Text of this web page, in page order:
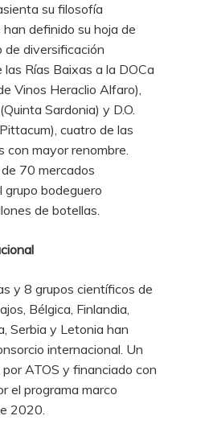
su filosofía
definido su hoja de
de diversificación
Rías Baixas a la DOCa
Vinos Heraclio Alfaro),
Sardonia) y D.O.
cuatro de las
con mayor renombre.
70 mercados
grupo bodeguero
de botellas.
y 8 grupos científicos de
Bélgica, Finlandia,
Serbia y Letonia han
internacional. Un
ATOS y financiado con
el programa marco
2020.